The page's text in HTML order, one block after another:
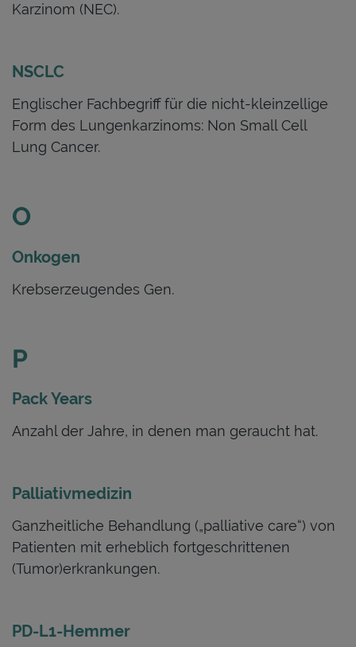
Karzinom (NEC).
NSCLC
Englischer Fachbegriff für die nicht-kleinzellige
Form des Lungenkarzinoms: Non Small Cell
Lung Cancer.
O
Onkogen
Krebserzeugendes Gen.
P
Pack Years
Anzahl der Jahre, in denen man geraucht hat.
Palliativmedizin
Ganzheitliche Behandlung („palliative care“) von
Patienten mit erheblich fortgeschrittenen
(Tumor)erkrankungen.
PD-L1-Hemmer